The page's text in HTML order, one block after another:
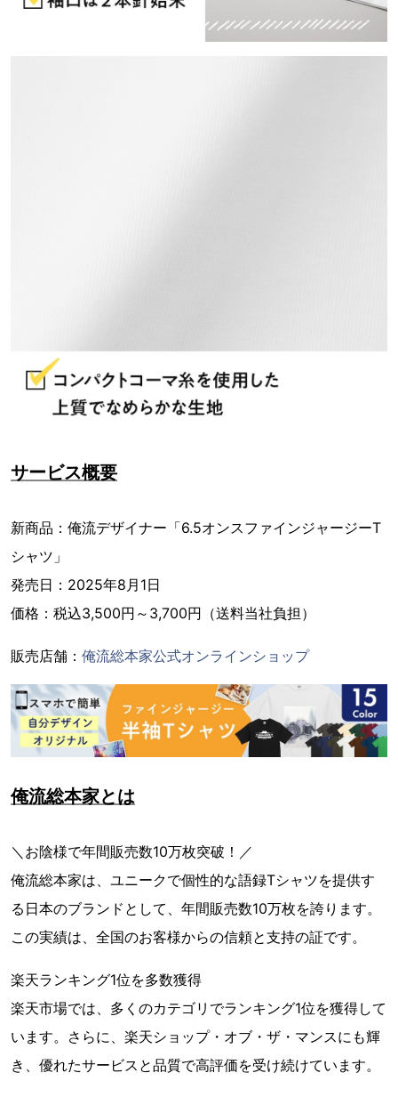
サービス概要
新商品：俺流デザイナー「6.5オンスファインジャージーT
シャツ」
発売日：2025年8月1日
価格：税込3,500円～3,700円（送料当社負担）
販売店舗： 俺流総本家公式オンラインショップ
俺流総本家とは
＼お陰様で年間販売数10万枚突破！／
俺流総本家は、ユニークで個性的な語録Tシャツを提供す
る日本のブランドとして、年間販売数10万枚を誇ります。
この実績は、全国のお客様からの信頼と支持の証です。
楽天ランキング1位を多数獲得
楽天市場では、多くのカテゴリでランキング1位を獲得して
います。さらに、楽天ショップ・オブ・ザ・マンスにも輝
き、優れたサービスと品質で高評価を受け続けています。